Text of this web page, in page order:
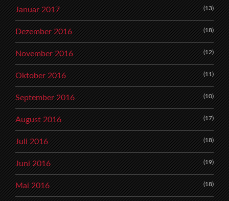
Januar 2017 (13)
Dezember 2016 (18)
November 2016 (12)
Oktober 2016 (11)
September 2016 (10)
August 2016 (17)
Juli 2016 (18)
Juni 2016 (19)
Mai 2016 (18)